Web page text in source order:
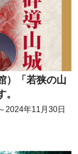
）「若狭の山
2024年11月30日